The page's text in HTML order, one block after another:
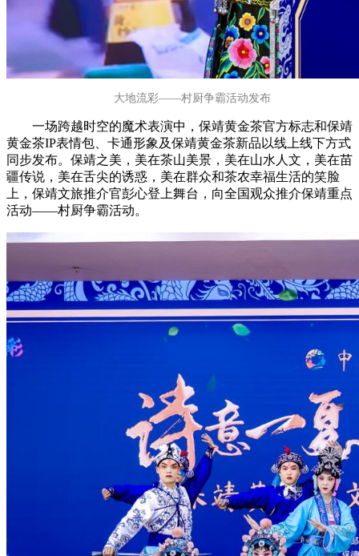
大地流彩——村厨争霸活动发布
一场跨越时空的魔术表演中，保靖黄金茶官方标志和保靖
黄金茶IP表情包、卡通形象及保靖黄金茶新品以线上线下方式
同步发布。保靖之美，美在茶山美景，美在山水人文，美在苗
疆传说，美在舌尖的诱惑，美在群众和茶农幸福生活的笑脸
上，保靖文旅推介官彭心登上舞台，向全国观众推介保靖重点
活动——村厨争霸活动。